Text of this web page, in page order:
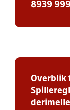
8939
Overblik